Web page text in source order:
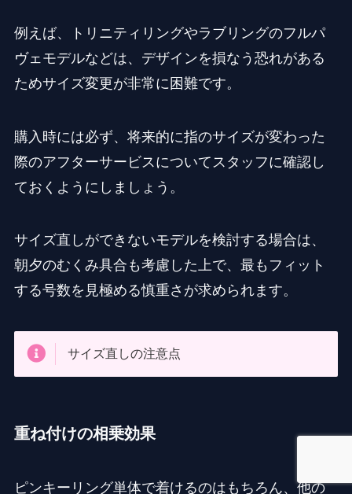
例えば、トリニティリングやラブリングのフルパ
ヴェモデルなどは、デザインを損なう恐れがある
ためサイズ変更が非常に困難です。
購入時には必ず、将来的に指のサイズが変わった
際のアフターサービスについてスタッフに確認し
ておくようにしましょう。
サイズ直しができないモデルを検討する場合は、
朝夕のむくみ具合も考慮した上で、最もフィット
する号数を見極める慎重さが求められます。
サイズ直しの注意点
重ね付けの相乗効果
ピンキーリング単体で着けるのはもちろん、他の